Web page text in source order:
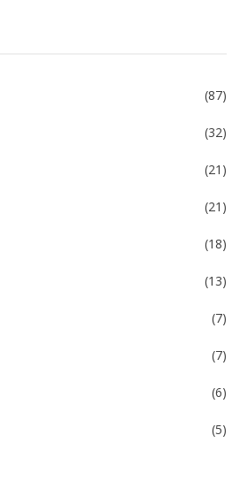
(87)
(32)
(21)
(21)
(18)
(13)
(7)
(7)
(6)
(5)